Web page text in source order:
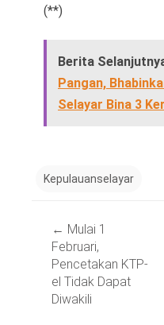
(**)
Berita
Pangan,
Selayar Bina 3
Kepulauanselayar
navigation
← Mulai 1
Februari,
Pencetakan KTP-
el Tidak Dapat
Diwakili